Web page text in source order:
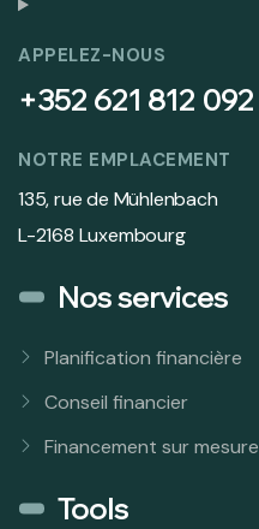
APPELEZ-NOUS
+352 621 812 092
NOTRE EMPLACEMENT
135, rue de Mühlenbach
L-2168 Luxembourg
Nos services
Planification financière
Conseil financier
Financement sur mesure
Tools